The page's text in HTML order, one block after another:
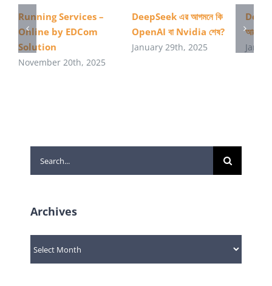
Running Services –
Online by EDCom
Solution
November 20th, 2025
DeepSeek এর আগমনে কি
OpenAI বা Nvidia শেষ?
January 29th, 2025
Search
for:
Archives
Archives